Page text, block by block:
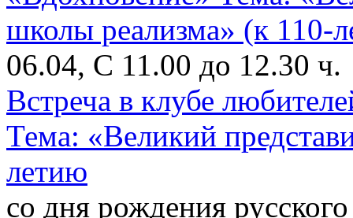
06.04, С 11.00 до 12.30 ч.
Встреча в клубе
Тема: «Великий
летию
со дня рождения